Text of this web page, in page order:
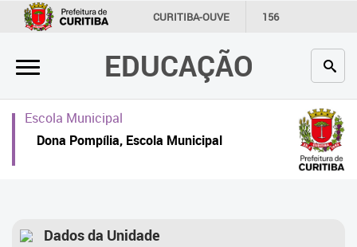
CURITIBA-OUVE 156
INFORMAÇÃO SECRETARIAS
EDUCAÇÃO
×
Inicial
Secretaria
Profissionais da educação
Escola Municipal
Dona Pompília, Escola Municipal
Dados da Unidade